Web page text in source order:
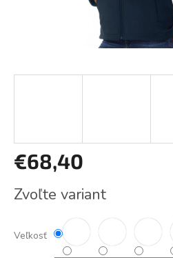
€68,40
cena:
Zvoľte variant
Veľkosť